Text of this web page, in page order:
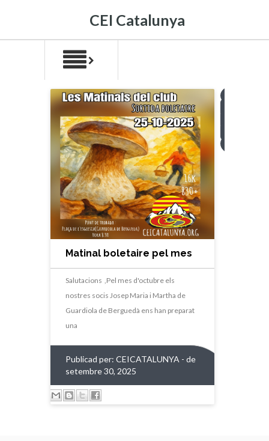
CEI Catalunya
Matinal boletaire pel mes
d'octubre
Salutacions ,Pel mes d'octubre els
nostres socis Josep Maria i Martha de
Guardiola de Berguedà ens han preparat
una
Publicad per: CEICATALUNYA - de
setembre 30, 2025